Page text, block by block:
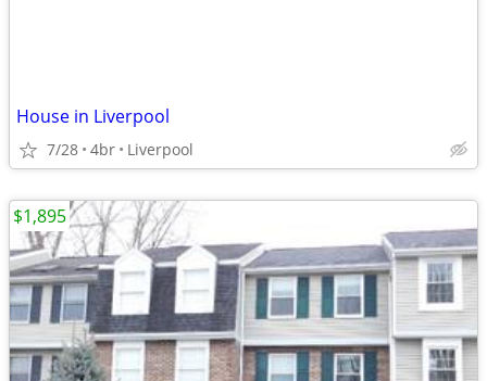
House in Liverpool
7/28 4br Liverpool
$1,895